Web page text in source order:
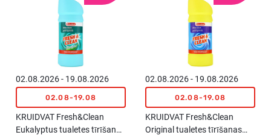
02.08.2026 - 19.08.2026
02.08-19.08
KRUIDVAT Fresh&Clean
Eukalyptus tualetes tīrīšanas
02.08.2026 - 19.08.2026
02.08-19.08
KRUIDVAT Fresh&Clean
Original tualetes tīrīšanas